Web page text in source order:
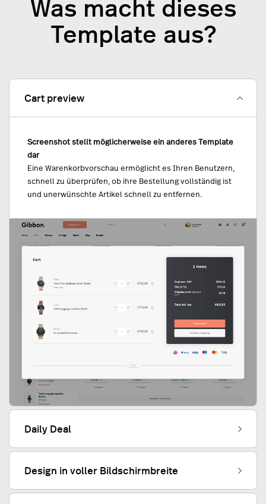
Template aus?
Cart preview
Screenshot stellt möglicherweise ein anderes Template
dar
Eine Warenkorbvorschau ermöglicht es Ihren Benutzern,
schnell zu überprüfen, ob ihre Bestellung vollständig ist
und unerwünschte Artikel schnell zu entfernen.
Daily Deal
Design in voller Bildschirmbreite